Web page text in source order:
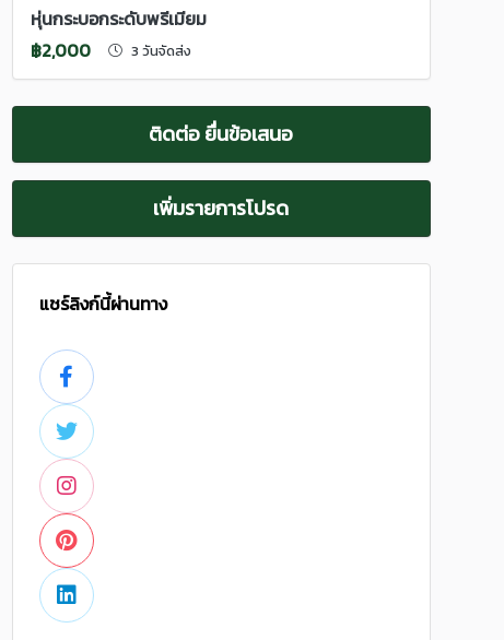
หุ่นกระบอกระดับพรีเมียม
฿2,000
3 วันจัดส่ง
ติดต่อ ยื่นข้อเสนอ
เพิ่มรายการโปรด
แชร์ลิงก์นี้ผ่านทาง